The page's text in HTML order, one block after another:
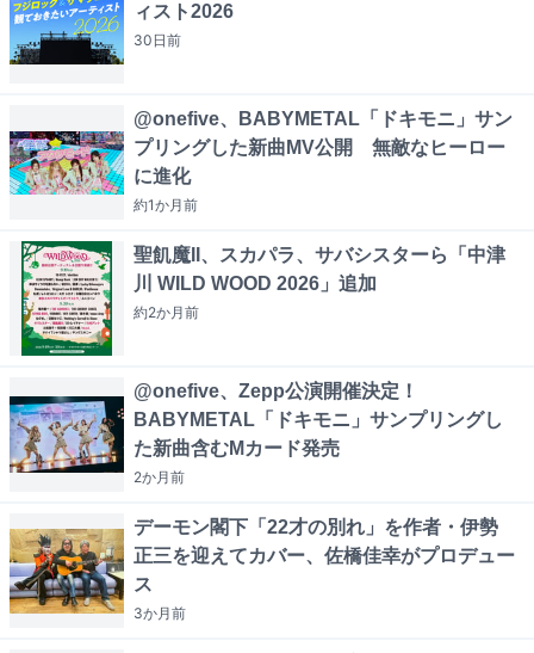
ィスト2026
30日前
@onefive、BABYMETAL「ドキモニ」サン
プリングした新曲MV公開 無敵なヒーロー
に進化
約1か月前
聖飢魔II、スカパラ、サバシスターら「中津
川 WILD WOOD 2026」追加
約2か月前
@onefive、Zepp公演開催決定！
BABYMETAL「ドキモニ」サンプリングし
た新曲含むMカード発売
2か月前
デーモン閣下「22才の別れ」を作者・伊勢
正三を迎えてカバー、佐橋佳幸がプロデュー
ス
3か月前